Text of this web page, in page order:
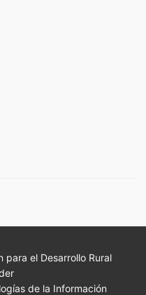
el Desarrollo Rural
de la Información